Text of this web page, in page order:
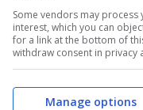
Some vendors may
interest, which you can
for a link at the bottom of
withdraw consent in privacy
Manage options